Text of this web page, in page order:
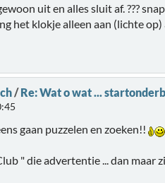
uit en alles sluit af. ???
het klokje alleen aan (lichte
/Re: Wat o wat ...
gaan puzzelen en zoeken!!
" die advertentie ... dan maar